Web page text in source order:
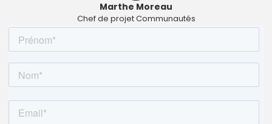
Marthe Moreau
Chef de projet Communautés